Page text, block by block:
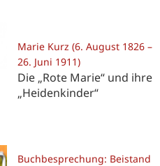
Marie Kurz (6. August 1826 –
26. Juni 1911)
Die „Rote Marie“ und ihre
„Heidenkinder“
Buchbesprechung: Beistand